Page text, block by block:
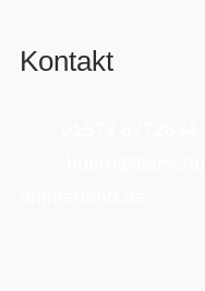
Kontakt